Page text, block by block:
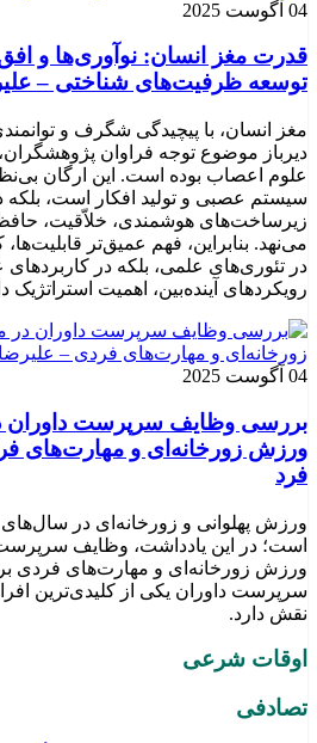
04 آگوست 2025
قدرت مغز انسان: نوآوری‌ها و
توسعه ظرفیت‌های شناختی –
مغز انسان، با پیچیدگی شگرف و
دیرباز موضوع توجه فراوان
علوم اعصاب بوده است. این ارگان
سیستم عصبی و تولید افکار است،
زیرساخت‌های هوشمندی، خلاّقیت،
می‌نهد. بنابراین، فهم عمیق‌تر قابلیت‌ها،
در تئوری‌های علمی، بلکه در
رویکردهای آینده‌بین، اهمیت استراتژیک
04 آگوست 2025
بررسی وظايف سرپرست داوران
ورزش زورخانه‌ای و مهارت‌های
فرد
ورزش پهلوانی و زورخانه‌ای در سال‌های
است؛ در این یادداشت، وظایف
ورزش زورخانه‌ای و مهارت‌های فردی
سرپرست داوران یکی از کلیدی‌ترین
نقش دارد.
اوقات شرعی
تصادفی